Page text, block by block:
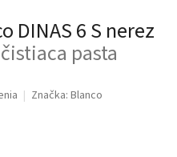
DINAS 6 S nerez
pasta
Značka: Blanco